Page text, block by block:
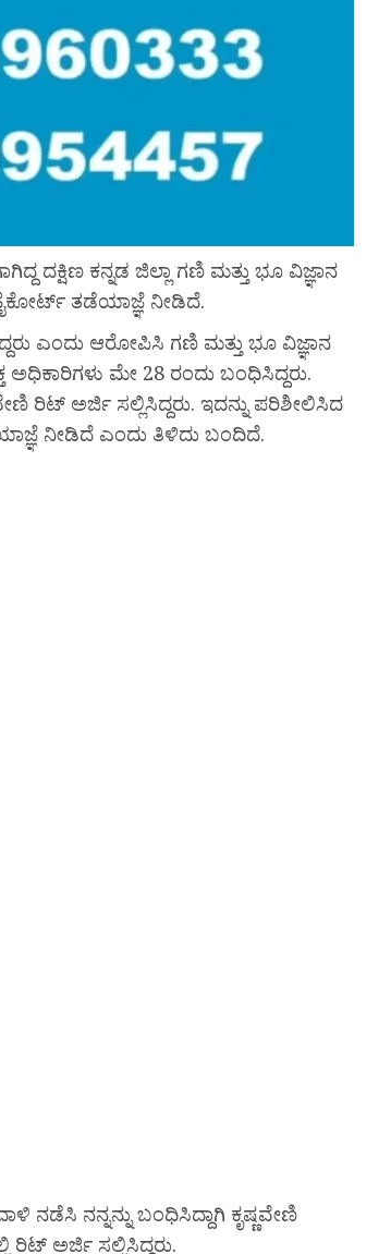
ದಕ್ಷಿಣ ಕನ್ನಡ ಜಿಲ್ಲಾ ಗಣಿ ಮತ್ತು ಭೂ ವಿಜ್ಞಾನ
ತಡೆಯಾಜ್ಞೆ ನೀಡಿದೆ.
ಎಂದು ಆರೋಪಿಸಿ ಗಣಿ ಮತ್ತು ಭೂ ವಿಜ್ಞಾನ
ಮೇ 28 ರಂದು ಬಂಧಿಸಿದ್ದರು.
ರಿಟ್ ಅರ್ಜಿ ಸಲ್ಲಿಸಿದ್ದರು. ಇದನ್ನು ಪರಿಶೀಲಿಸಿದ
ನೀಡಿದೆ ಎಂದು ತಿಳಿದು ಬಂದಿದೆ.
ನಡೆಸಿ ನನ್ನನ್ನು ಬಂಧಿಸಿದ್ದಾಗಿ ಕೃಷ್ಣವೇಣಿ
ರಿಟ್‌ ಅರ್ಜಿ ಸಲ್ಲಿಸಿದ್ದರು.